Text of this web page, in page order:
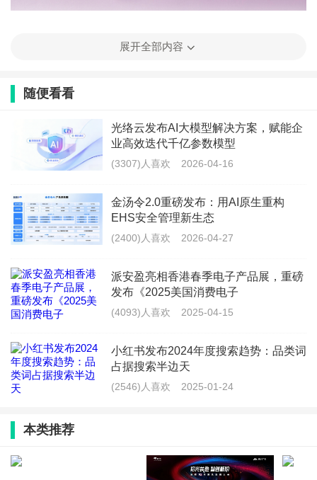
次直接把“颜值天花板”焊死了——将传承1600年的云
锦工艺搬进数码产品，这波操作太绝了。
我手上的云锦白版本，背板用纳米纤维还原了云
锦“花中见花”的纹理，上手不是普通素皮的黏腻感，
而是类似丝绸的细腻磨砂质感，关键还不沾指纹。在
阳光下转动机身，会透出淡淡的珠光纹理，比发布会
图片里的质感惊艳10倍。除了非遗款，寰宇红素皮版
也很适合商务人士，饱和度恰到好处，拿在手里大气
又不浮夸。
展开全部内容
随便看看
光络云发布AI大模型解决方案，赋能企
业高效迭代千亿参数模型
(3307)人喜欢 2026-04-16
金汤令2.0重磅发布：用AI原生重构
EHS安全管理新生态
(2400)人喜欢 2026-04-27
派安盈亮相香港春季电子产品展，重磅
发布《2025美国消费电子
(4093)人喜欢 2025-04-15
小红书发布2024年度搜索趋势：品类词
占据搜索半边天
(2546)人喜欢 2025-01-24
本类推荐